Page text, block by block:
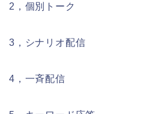
2，個別トーク
3，シナリオ配信
4，一斉配信